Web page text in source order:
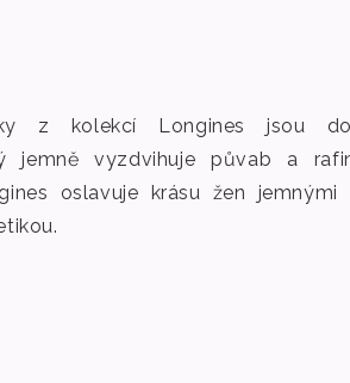
z kolekcí Longines jsou
jemně vyzdvihuje půvab a
oslavuje krásu žen jemnými